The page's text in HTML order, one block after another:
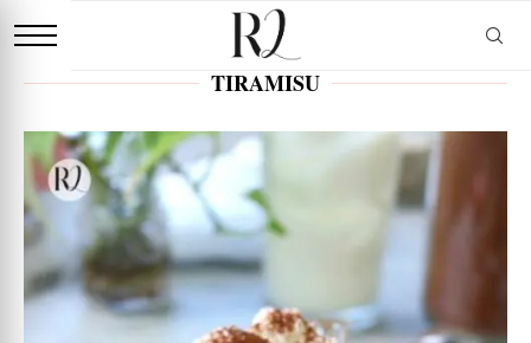
TIRAMISU